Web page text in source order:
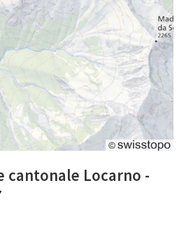
cantonale Locarno -